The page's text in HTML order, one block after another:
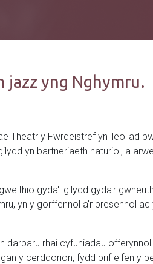
jazz yng Nghymru.
Theatr y Fwrdeistref yn lleoliad
yn bartneriaeth naturiol, a
gyda'i gilydd gyda'r
yn y gorffennol a'r presennol
rhai cyfuniadau
y cerddorion, fydd prif elfen y